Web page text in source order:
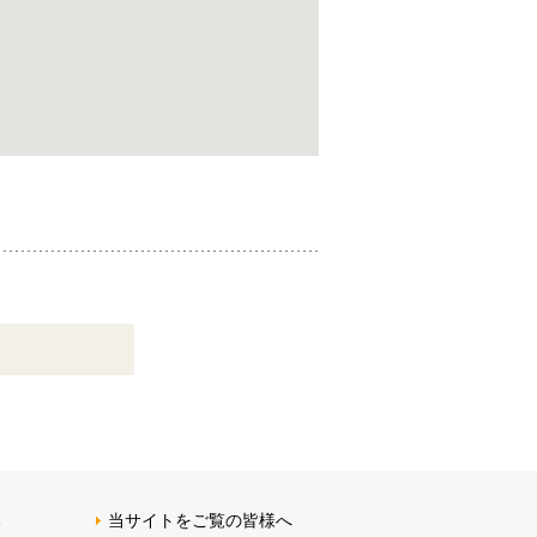
当サイトをご覧の皆様へ